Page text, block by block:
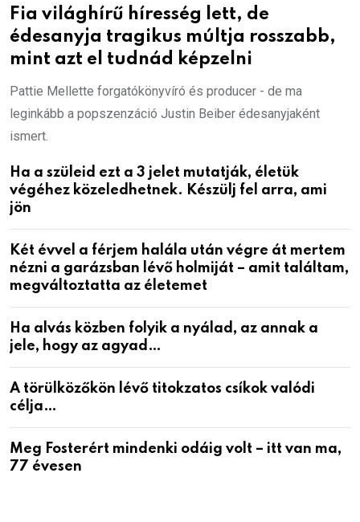
Fia világhírű híresség lett, de
édesanyja tragikus múltja rosszabb,
mint azt el tudnád képzelni
Pattie Mellette forgatókönyvíró és producer - de ma
leginkább a popszenzáció Justin Beiber édesanyjaként
ismert.
Ha a szüleid ezt a 3 jelet mutatják, életük
végéhez közeledhetnek. Készülj fel arra, ami
jön
Két évvel a férjem halála után végre át mertem
nézni a garázsban lévő holmiját – amit találtam,
megváltoztatta az életemet
Ha alvás közben folyik a nyálad, az annak a
jele, hogy az agyad…
A törülközőkön lévő titokzatos csíkok valódi
célja…
Meg Fosterért mindenki odáig volt – itt van ma,
77 évesen